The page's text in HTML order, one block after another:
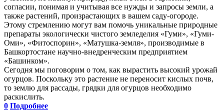
согласии, понимая и учитывая все нужды и запросы земли, а
также растений, произрастающих в вашем саду-огороде.
Этому стремлению могут вам помочь уникальные природные
препараты экологически чистого земледелия «Гуми», «Гуми-
Оми», «Фитоспорин», «Матушка-земля», производимые в
Башкортостане научно-внедренческим предприятием
«Башинком».
Сегодня мы поговорим о том, как вырастить высокий урожай
огурцов. Поскольку это растение не переносит кислых почв,
то землю для рассады, грядки для огурцов необходимо
раскислить.
0 Подробнее